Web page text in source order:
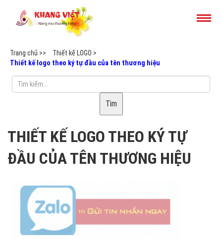
Trang chủ >>
Thiết kế LOGO >
Thiết kế logo theo ký tự đầu của tên thương hiệu
Tìm
THIẾT KẾ LOGO THEO KÝ TỰ
ĐẦU CỦA TÊN THƯƠNG HIỆU